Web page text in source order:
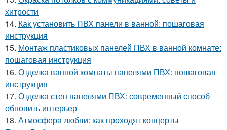
хитрости
14. Как установить ПВХ панели в ванной: пошаговая
инструкция
15. Монтаж пластиковых панелей ПВХ в ванной комнате:
пошаговая инструкция
16. Отделка ванной комнаты панелями ПВХ: пошаговая
инструкция
17. Отделка стен панелями ПВХ: современный способ
обновить интерьер
18. Атмосфера любви: как проходят концерты